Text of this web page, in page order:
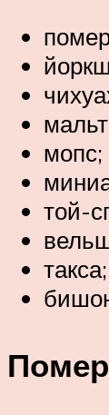
мопс;
той-
такса;